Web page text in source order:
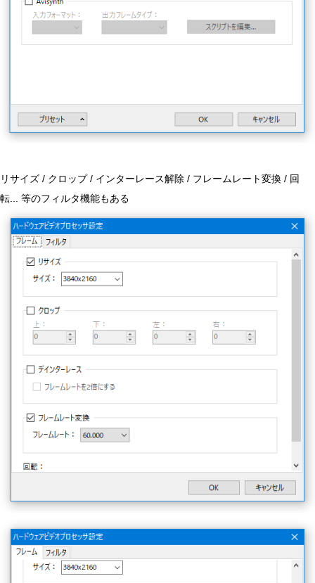
リサイズ / クロップ / インターレース解除 / フレームレート変換 / 回
転... 等のフィルタ機能もある